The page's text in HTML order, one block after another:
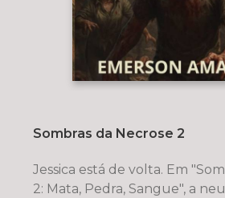
Sombras da Necrose 2
Jessica está de volta. Em "Sombras da Necrose
2: Mata, Pedra, Sangue", a